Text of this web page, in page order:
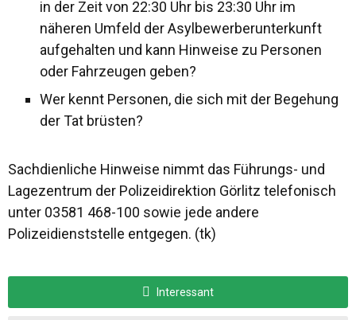
in der Zeit von 22:30 Uhr bis 23:30 Uhr im
näheren Umfeld der Asylbewerberunterkunft
aufgehalten und kann Hinweise zu Personen
oder Fahrzeugen geben?
Wer kennt Personen, die sich mit der Begehung
der Tat brüsten?
Sachdienliche Hinweise nimmt das Führungs- und
Lagezentrum der Polizeidirektion Görlitz telefonisch
unter 03581 468-100 sowie jede andere
Polizeidienststelle entgegen. (tk)
Interessant